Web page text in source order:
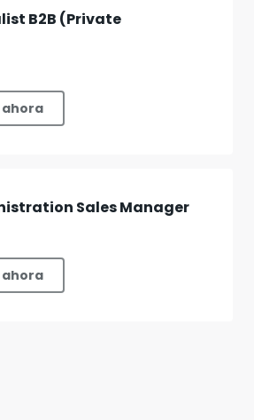
B2B (Private
Sales Manager